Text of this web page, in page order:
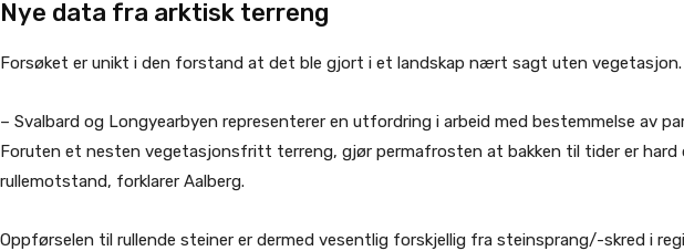
Nye data fra arktisk terreng
Forsøket er unikt i den forstand at det ble gjort i et landskap nært sagt uten vegetasjon.
– Svalbard og Longyearbyen representerer en utfordring i arbeid med bestemmelse av
Foruten et nesten vegetasjonsfritt terreng, gjør permafrosten at bakken til tider er hard
rullemotstand, forklarer Aalberg.
Oppførselen til rullende steiner er dermed vesentlig forskjellig fra steinsprang/-skred i